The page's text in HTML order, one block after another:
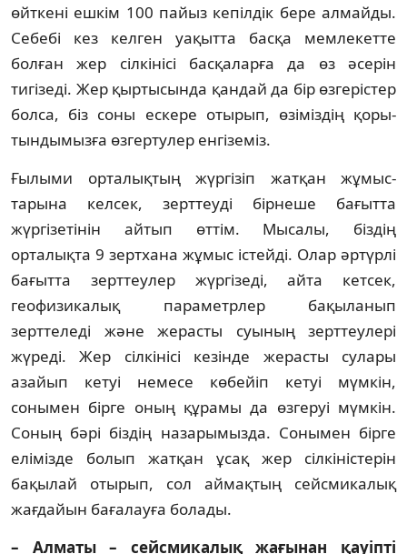
өйткені ешкім 100 пайыз кепілдік бере алмайды.
Себебі кез келген уақытта басқа мемлекетте
болған жер сілкінісі басқаларға да өз әсерін
тигізеді. Жер қыртысында қандай да бір өзгерістер
болса, біз соны ескере отырып, өзіміздің қоры­
тындымызға өзгертулер енгіземіз.
Ғылыми орталықтың жүргізіп жатқан жұ­­мыс­
тарына келсек, зерттеуді бір­неше ба­ғыт­та
жүргізетінін айтып өттім. Мы­салы, біз­дің
орталықта 9 зертхана жұмыс іс­тейді. Олар әртүрлі
бағытта зерттеулер жүр­гізеді, ай­та кетсек,
геофизикалық пара­метр­лер ба­қы­ланып
зерттеледі және жерасты суы­ның зерт­теулері
жүреді. Жер сілкінісі ке­зінде же­расты сулары
азайып кетуі немесе кө­бейіп кетуі мүмкін,
сонымен бірге оның құра­мы да өз­геруі мүмкін.
Соның бәрі біздің на­зары­мыз­да. Сонымен бірге
елімізде болып жат­қан ұсақ жер сілкіністерін
бақылай оты­рып, сол ай­мақтың сейсмикалық
жағдайын бағалауға болады.
– Алматы – сейсмикалық жағынан қауіп­­ті